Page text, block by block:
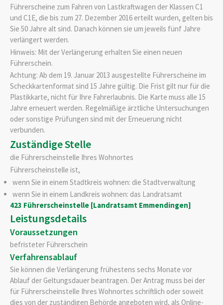
Führerscheine zum Fahren von Lastkraftwagen der Klassen C1
und C1E, die bis zum 27. Dezember 2016 erteilt wurden, gelten bis
Sie 50 Jahre alt sind. Danach können sie um jeweils fünf Jahre
verlängert werden.
Hinweis: Mit der Verlängerung erhalten Sie einen neuen
Führerschein.
Achtung: Ab dem 19. Januar 2013 ausgestellte Führerscheine im
Scheckkartenformat sind 15 Jahre gültig. Die Frist gilt nur für die
Plastikkarte, nicht für Ihre Fahrerlaubnis. Die Karte muss alle 15
Jahre erneuert werden. Regelmäßige ärztliche Untersuchungen
oder sonstige Prüfungen sind mit der Erneuerung nicht
verbunden.
Zuständige Stelle
die Führerscheinstelle Ihres Wohnortes
Führerscheinstelle ist,
wenn Sie in einem Stadtkreis wohnen: die Stadtverwaltung
wenn Sie in einem Landkreis wohnen: das Landratsamt
423 Führerscheinstelle [Landratsamt Emmendingen]
Leistungsdetails
Voraussetzungen
befristeter Führerschein
Verfahrensablauf
Sie können die Verlängerung frühestens sechs Monate vor
Ablauf der Geltungsdauer beantragen. Der Antrag muss bei der
für Führerscheinstelle Ihres Wohnortes schriftlich oder soweit
dies von der zuständigen Behörde angeboten wird, als Online-